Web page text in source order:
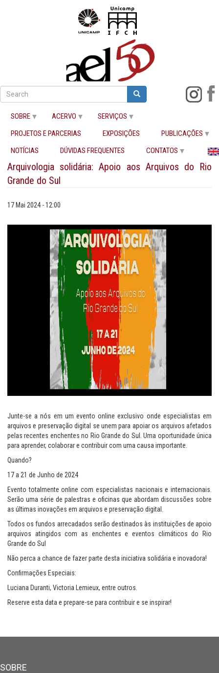
para
principal
Buscar
Search Search
SOBRE ACERVO
SERVIÇOS
PROJETOS E PARCERIAS
EXPOSIÇÕES
PUBLICAÇÕES
NOTÍCIAS
DÚVIDAS FREQUENTES CONTATOS
Arquivologia solidária: Apoio aos Arquivos do Rio
Grande do Sul
17 Mai 2024 - 12:00
Junte-se a nós em um evento online exclusivo onde especialistas em
arquivos e preservação digital se unem para apoiar os arquivos afetados
pelas recentes enchentes no Rio Grande do Sul. Uma oportunidade única
para aprender, colaborar e contribuir com uma causa importante.
Quando?
17 a 21 de Junho de 2024
Evento totalmente online com especialistas nacionais e internacionais.
Serão uma série de palestras e oficinas que abordam discussões sobre
as últimas inovações em arquivos e preservação digital.
Todos os fundos arrecadados serão destinados às instituições de apoio
arquivos atingidos com as enchentes e eventos climáticos do Rio
Grande do Sul
Não perca a chance de fazer parte desta iniciativa solidária e inovadora!
Confirmações Especiais:
Luciana Duranti, Victoria Lemieux, entre outros.
Reserve esta data e prepare-se para contribuir e se inspirar!
SOBRE